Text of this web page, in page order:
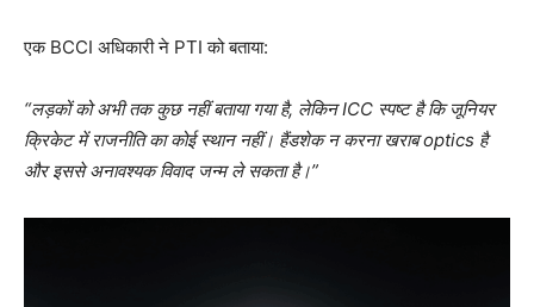
एक BCCI अधिकारी ने PTI को बताया:
“लड़कों को अभी तक कुछ नहीं बताया गया है, लेकिन ICC स्पष्ट है कि जूनियर
क्रिकेट में राजनीति का कोई स्थान नहीं। हैंडशेक न करना खराब optics है
और इससे अनावश्यक विवाद जन्म ले सकता है।”